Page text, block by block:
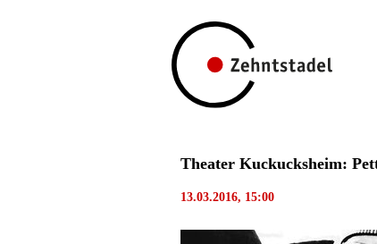
Theater Kuckucksheim:
13.03.2016, 15:00